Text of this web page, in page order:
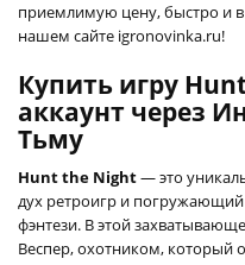
приемлимую цену, быстро и
нашем сайте igronovinka.ru!
Купить игру
аккаунт через
Тьму
Hunt the Night— это
дух ретроигр и
фэнтези. В этой
Веспер, охотником, который